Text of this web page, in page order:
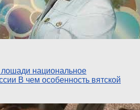
национальное
В чем особенность вятской